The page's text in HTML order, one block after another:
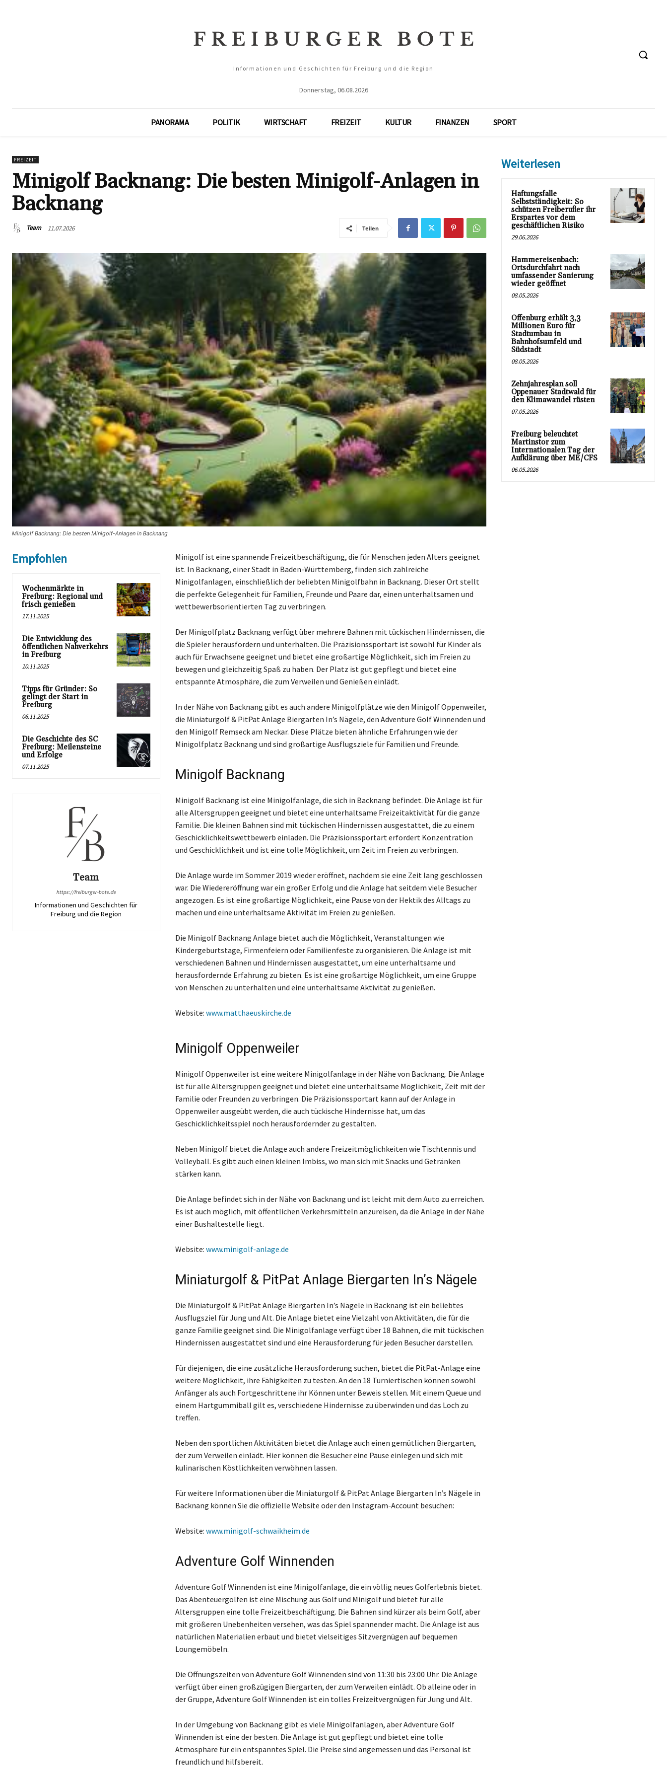
Informationen und Geschichten für Freiburg und die Region
Donnerstag, 06.08.2026
PANORAMA POLITIK WIRTSCHAFT FREIZEIT KULTUR FINANZEN SPORT
FREIZEIT
Minigolf Backnang: Die besten Minigolf-Anlagen in
Backnang
Team 11.07.2026 Teilen
Minigolf Backnang: Die besten Minigolf-Anlagen in Backnang
Empfohlen
Wochenmärkte in
Freiburg: Regional und
frisch genießen
17.11.2025
Die Entwicklung des
öffentlichen Nahverkehrs
in Freiburg
10.11.2025
Tipps für Gründer: So
gelingt der Start in
Freiburg
06.11.2025
Die Geschichte des SC
Freiburg: Meilensteine
und Erfolge
07.11.2025
Team
https://freiburger-bote.de
Informationen und Geschichten für
Freiburg und die Region
Minigolf ist eine spannende Freizeitbeschäftigung, die für Menschen jeden Alters geeignet
ist. In Backnang, einer Stadt in Baden-Württemberg, finden sich zahlreiche
Minigolfanlagen, einschließlich der beliebten Minigolfbahn in Backnang. Dieser Ort stellt
die perfekte Gelegenheit für Familien, Freunde und Paare dar, einen unterhaltsamen und
wettbewerbsorientierten Tag zu verbringen.
Der Minigolfplatz Backnang verfügt über mehrere Bahnen mit tückischen Hindernissen, die
die Spieler herausfordern und unterhalten. Die Präzisionssportart ist sowohl für Kinder als
auch für Erwachsene geeignet und bietet eine großartige Möglichkeit, sich im Freien zu
bewegen und gleichzeitig Spaß zu haben. Der Platz ist gut gepflegt und bietet eine
entspannte Atmosphäre, die zum Verweilen und Genießen einlädt.
In der Nähe von Backnang gibt es auch andere Minigolfplätze wie den Minigolf Oppenweiler,
die Miniaturgolf & PitPat Anlage Biergarten In’s Nägele, den Adventure Golf Winnenden und
den Minigolf Remseck am Neckar. Diese Plätze bieten ähnliche Erfahrungen wie der
Minigolfplatz Backnang und sind großartige Ausflugsziele für Familien und Freunde.
Minigolf Backnang
Minigolf Backnang ist eine Minigolfanlage, die sich in Backnang befindet. Die Anlage ist für
alle Altersgruppen geeignet und bietet eine unterhaltsame Freizeitaktivität für die ganze
Familie. Die kleinen Bahnen sind mit tückischen Hindernissen ausgestattet, die zu einem
Geschicklichkeitswettbewerb einladen. Die Präzisionssportart erfordert Konzentration
und Geschicklichkeit und ist eine tolle Möglichkeit, um Zeit im Freien zu verbringen.
Die Anlage wurde im Sommer 2019 wieder eröffnet, nachdem sie eine Zeit lang geschlossen
war. Die Wiedereröffnung war ein großer Erfolg und die Anlage hat seitdem viele Besucher
angezogen. Es ist eine großartige Möglichkeit, eine Pause von der Hektik des Alltags zu
machen und eine unterhaltsame Aktivität im Freien zu genießen.
Die Minigolf Backnang Anlage bietet auch die Möglichkeit, Veranstaltungen wie
Kindergeburtstage, Firmenfeiern oder Familienfeste zu organisieren. Die Anlage ist mit
verschiedenen Bahnen und Hindernissen ausgestattet, um eine unterhaltsame und
herausfordernde Erfahrung zu bieten. Es ist eine großartige Möglichkeit, um eine Gruppe
von Menschen zu unterhalten und eine unterhaltsame Aktivität zu genießen.
Website: www.matthaeuskirche.de
Minigolf Oppenweiler
Minigolf Oppenweiler ist eine weitere Minigolfanlage in der Nähe von Backnang. Die Anlage
ist für alle Altersgruppen geeignet und bietet eine unterhaltsame Möglichkeit, Zeit mit der
Familie oder Freunden zu verbringen. Die Präzisionssportart kann auf der Anlage in
Oppenweiler ausgeübt werden, die auch tückische Hindernisse hat, um das
Geschicklichkeitsspiel noch herausfordernder zu gestalten.
Neben Minigolf bietet die Anlage auch andere Freizeitmöglichkeiten wie Tischtennis und
Volleyball. Es gibt auch einen kleinen Imbiss, wo man sich mit Snacks und Getränken
stärken kann.
Die Anlage befindet sich in der Nähe von Backnang und ist leicht mit dem Auto zu erreichen.
Es ist auch möglich, mit öffentlichen Verkehrsmitteln anzureisen, da die Anlage in der Nähe
einer Bushaltestelle liegt.
Website: www.minigolf-anlage.de
Miniaturgolf & PitPat Anlage Biergarten In’s Nägele
Die Miniaturgolf & PitPat Anlage Biergarten In’s Nägele in Backnang ist ein beliebtes
Ausflugsziel für Jung und Alt. Die Anlage bietet eine Vielzahl von Aktivitäten, die für die
ganze Familie geeignet sind. Die Minigolfanlage verfügt über 18 Bahnen, die mit tückischen
Hindernissen ausgestattet sind und eine Herausforderung für jeden Besucher darstellen.
Für diejenigen, die eine zusätzliche Herausforderung suchen, bietet die PitPat-Anlage eine
weitere Möglichkeit, ihre Fähigkeiten zu testen. An den 18 Turniertischen können sowohl
Anfänger als auch Fortgeschrittene ihr Können unter Beweis stellen. Mit einem Queue und
einem Hartgummiball gilt es, verschiedene Hindernisse zu überwinden und das Loch zu
treffen.
Neben den sportlichen Aktivitäten bietet die Anlage auch einen gemütlichen Biergarten,
der zum Verweilen einlädt. Hier können die Besucher eine Pause einlegen und sich mit
kulinarischen Köstlichkeiten verwöhnen lassen.
Für weitere Informationen über die Miniaturgolf & PitPat Anlage Biergarten In’s Nägele in
Backnang können Sie die offizielle Website oder den Instagram-Account besuchen:
Website: www.minigolf-schwaikheim.de
Adventure Golf Winnenden
Adventure Golf Winnenden ist eine Minigolfanlage, die ein völlig neues Golferlebnis bietet.
Das Abenteuergolfen ist eine Mischung aus Golf und Minigolf und bietet für alle
Altersgruppen eine tolle Freizeitbeschäftigung. Die Bahnen sind kürzer als beim Golf, aber
mit größeren Unebenheiten versehen, was das Spiel spannender macht. Die Anlage ist aus
natürlichen Materialien erbaut und bietet vielseitiges Sitzvergnügen auf bequemen
Loungemöbeln.
Die Öffnungszeiten von Adventure Golf Winnenden sind von 11:30 bis 23:00 Uhr. Die Anlage
verfügt über einen großzügigen Biergarten, der zum Verweilen einlädt. Ob alleine oder in
der Gruppe, Adventure Golf Winnenden ist ein tolles Freizeitvergnügen für Jung und Alt.
In der Umgebung von Backnang gibt es viele Minigolfanlagen, aber Adventure Golf
Winnenden ist eine der besten. Die Anlage ist gut gepflegt und bietet eine tolle
Atmosphäre für ein entspanntes Spiel. Die Preise sind angemessen und das Personal ist
freundlich und hilfsbereit.
Weiterlesen
Haftungsfalle
Selbstständigkeit: So
schützen Freiberufler ihr
Erspartes vor dem
geschäftlichen Risiko
29.06.2026
Hammereisenbach:
Ortsdurchfahrt nach
umfassender Sanierung
wieder geöffnet
08.05.2026
Offenburg erhält 3,3
Millionen Euro für
Stadtumbau in
Bahnhofsumfeld und
Südstadt
08.05.2026
Zehnjahresplan soll
Oppenauer Stadtwald für
den Klimawandel rüsten
07.05.2026
Freiburg beleuchtet
Martinstor zum
Internationalen Tag der
Aufklärung über ME/CFS
06.05.2026